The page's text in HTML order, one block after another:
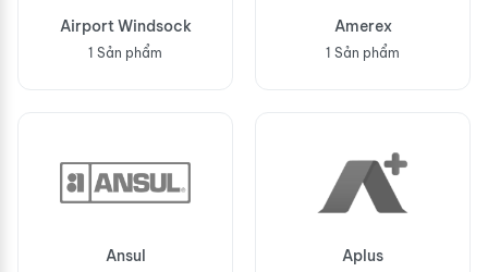
Airport Windsock
1 Sản phẩm
Amerex
1 Sản phẩm
Ansul Aplus